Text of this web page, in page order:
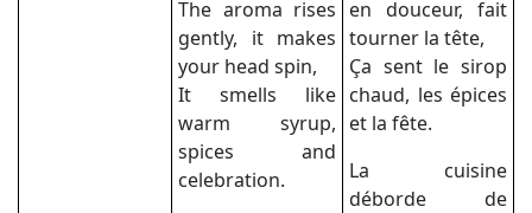
The aroma rises
gently, it makes
your head spin,
It smells like
warm syrup,
spices and
celebration.
en douceur, fait
tourner la tête,
Ça sent le sirop
chaud, les épices
et la fête.
La cuisine
déborde de